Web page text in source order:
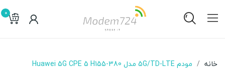
0
خانه مودم 5G/TD-LTE مدل Huawei 5G CPE 5 H155-380